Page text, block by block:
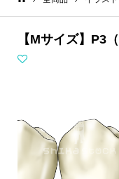
【Mサイズ】P3